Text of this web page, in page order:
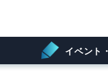
イベント